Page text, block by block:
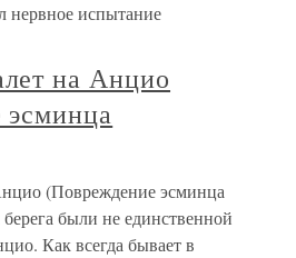
нервное испытание
на Анцио
(Повреждение эсминца
были не единственной
Как всегда бывает в